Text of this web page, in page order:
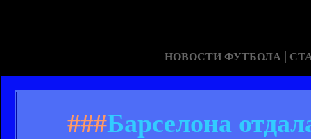
НОВОСТИ ФУТБОЛА |
###Барселона